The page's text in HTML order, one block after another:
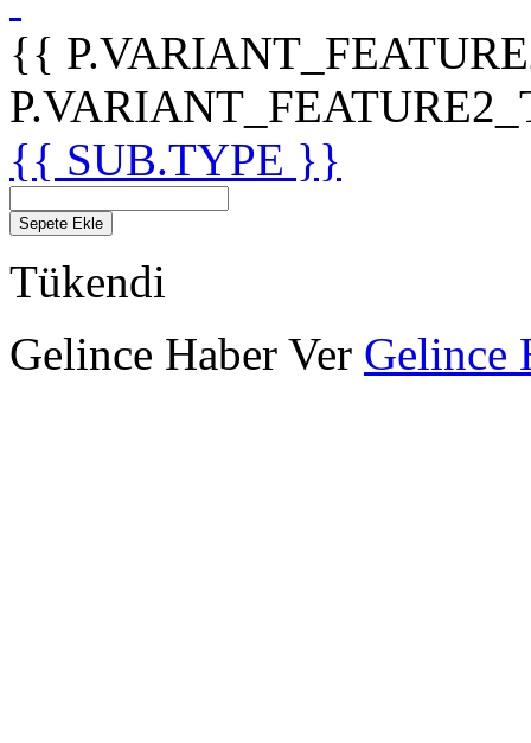
{{
{{ SUB.TYPE }}
Sepete Ekle
Tükendi
Gelince Haber Ver Gelince